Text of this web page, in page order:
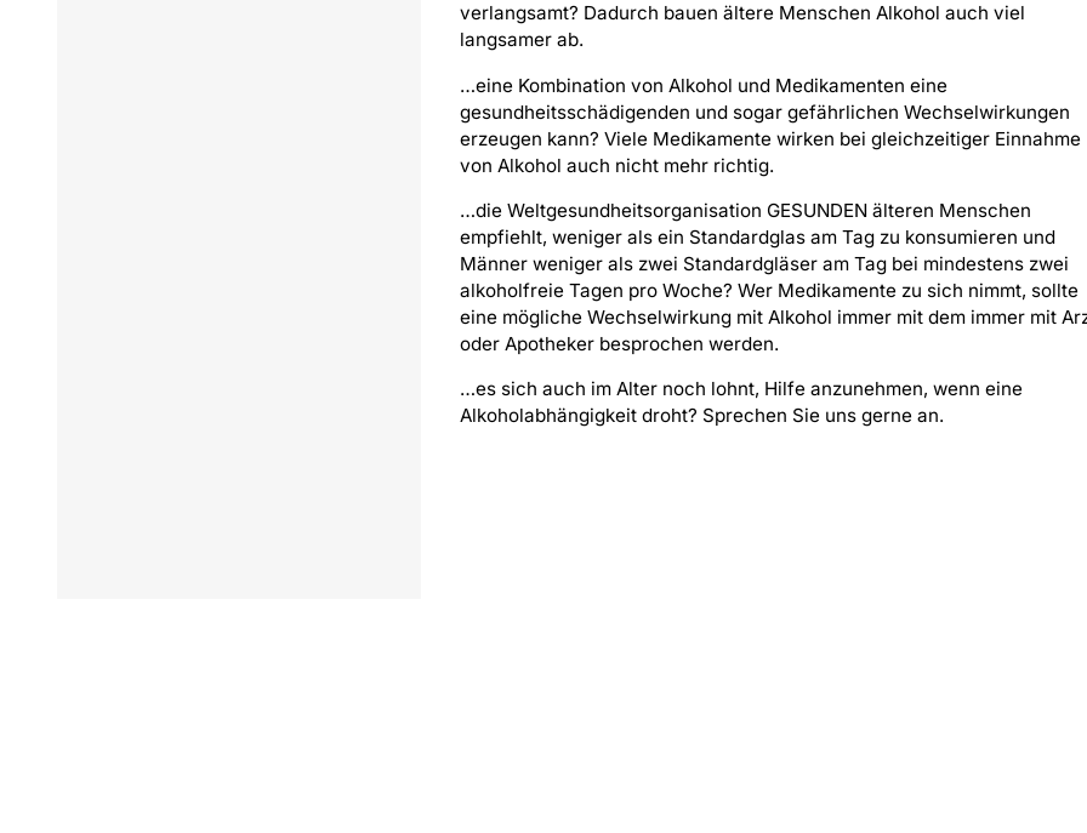
verlangsamt? Dadurch bauen ältere Menschen Alkohol auch viel
langsamer ab.
…eine Kombination von Alkohol und Medikamenten eine
gesundheitsschädigenden und sogar gefährlichen Wechselwirkungen
erzeugen kann? Viele Medikamente wirken bei gleichzeitiger Einnahme
von Alkohol auch nicht mehr richtig.
…die Weltgesundheitsorganisation GESUNDEN älteren Menschen
empfiehlt, weniger als ein Standardglas am Tag zu konsumieren und
Männer weniger als zwei Standardgläser am Tag bei mindestens zwei
alkoholfreie Tagen pro Woche? Wer Medikamente zu sich nimmt, sollte
eine mögliche Wechselwirkung mit Alkohol immer mit dem immer mit
oder Apotheker besprochen werden.
…es sich auch im Alter noch lohnt, Hilfe anzunehmen, wenn eine
Alkoholabhängigkeit droht? Sprechen Sie uns gerne an.